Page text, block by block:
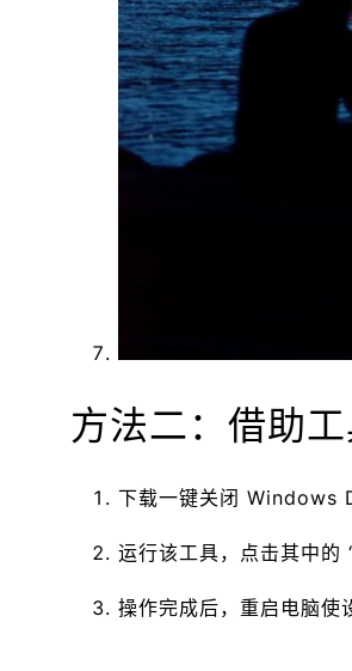
方法二：借助
下载一键关闭 Windows
运行该工具，点击其中的
操作完成后，重启电脑使